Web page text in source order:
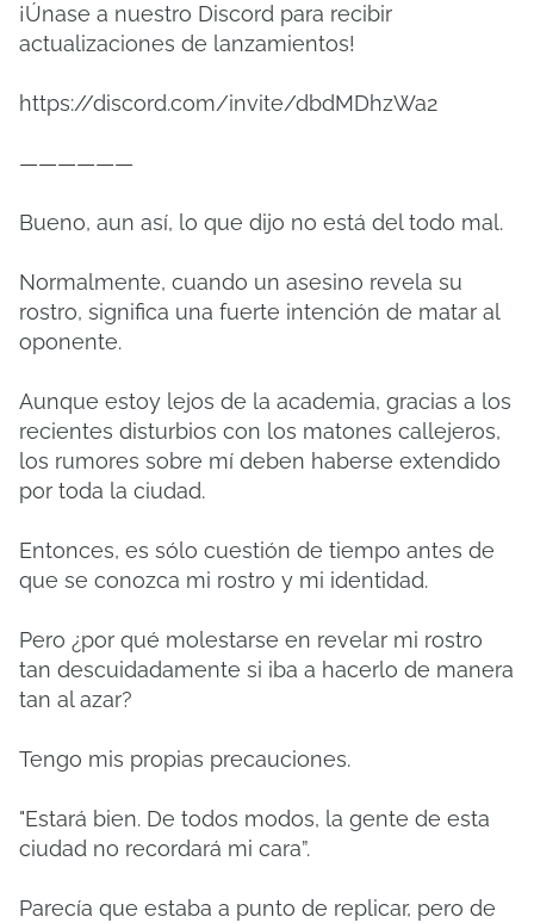
¡Únase a nuestro Discord para recibir
actualizaciones de lanzamientos!
https://discord.com/invite/dbdMDhzWa2
——————
Bueno, aun así, lo que dijo no está del todo mal.
Normalmente, cuando un asesino revela su
rostro, significa una fuerte intención de matar al
oponente.
Aunque estoy lejos de la academia, gracias a los
recientes disturbios con los matones callejeros,
los rumores sobre mí deben haberse extendido
por toda la ciudad.
Entonces, es sólo cuestión de tiempo antes de
que se conozca mi rostro y mi identidad.
Pero ¿por qué molestarse en revelar mi rostro
tan descuidadamente si iba a hacerlo de manera
tan al azar?
Tengo mis propias precauciones.
"Estará bien. De todos modos, la gente de esta
ciudad no recordará mi cara”.
Parecía que estaba a punto de replicar, pero de